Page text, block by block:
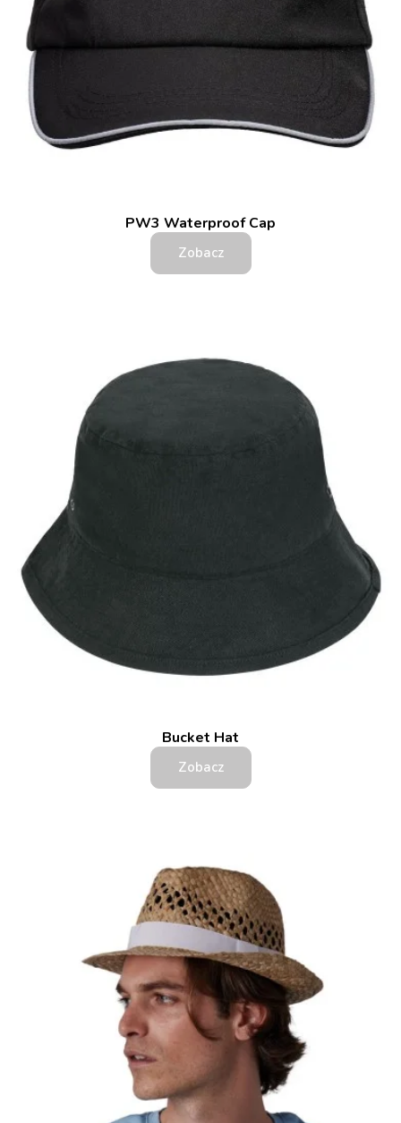
PW3 Waterproof Cap
Zobacz
Bucket Hat
Zobacz